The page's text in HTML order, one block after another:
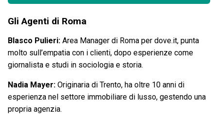
Gli Agenti di Roma
Blasco Pulieri: Area Manager di Roma per dove.it, punta
molto sull’empatia con i clienti, dopo esperienze come
giornalista e studi in sociologia e storia.
Nadia Mayer: Originaria di Trento, ha oltre 10 anni di
esperienza nel settore immobiliare di lusso, gestendo una
propria agenzia.